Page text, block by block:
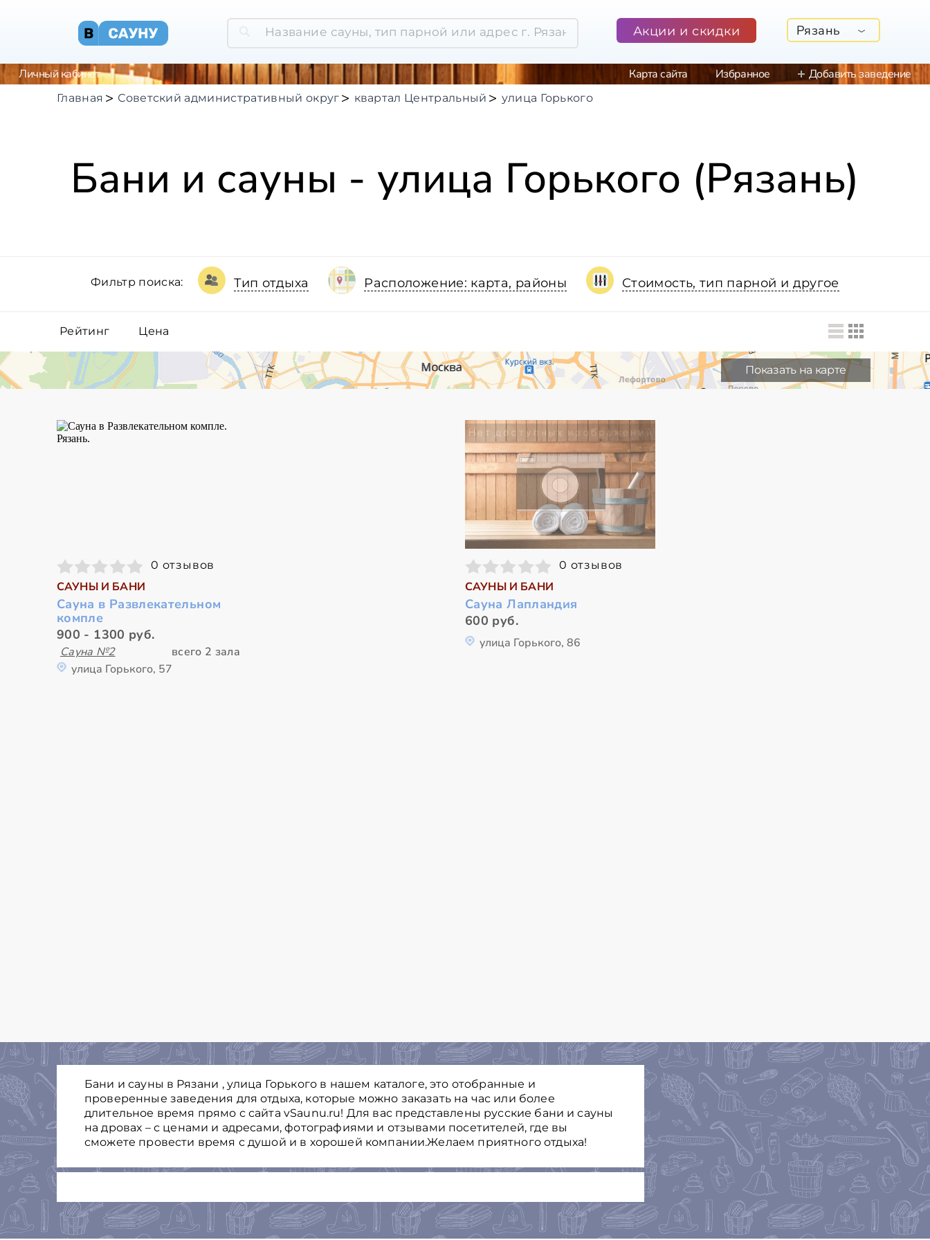
Акции и скидки Рязань
Личный кабинет Карта сайта Избранное Добавить заведение
Главная Советский административный округ квартал Центральный улица Горького
Бани и сауны - улица Горького (Рязань)
Фильтр поиска: Тип отдыха Расположение: карта, районы Стоимость, тип парной и другое
Рейтинг Цена
Показать на карте
0 отзывов
САУНЫ И БАНИ
Сауна в Развлекательном
компле
900 - 1300 руб.
Сауна №2
всего 2 зала
улица Горького, 57
0 отзывов
САУНЫ И БАНИ
Сауна Лапландия
600 руб.
улица Горького, 86
Бани и сауны в Рязани , улица Горького в нашем каталоге, это отобранные и
проверенные заведения для отдыха, которые можно заказать на час или более
длительное время прямо с сайта vSaunu.ru! Для вас представлены русские бани и сауны
на дровах – с ценами и адресами, фотографиями и отзывами посетителей, где вы
сможете провести время с душой и в хорошей компании.Желаем приятного отдыха!